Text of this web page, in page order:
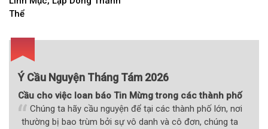
viết
Thể
Ý Cầu Nguyện Tháng Tám 2026
Cầu cho việc loan báo Tin Mừng trong các thành phố
Chúng ta hãy cầu nguyện để tại các thành phố lớn, nơi
thường bị bao trùm bởi sự vô danh và cô đơn, chúng ta